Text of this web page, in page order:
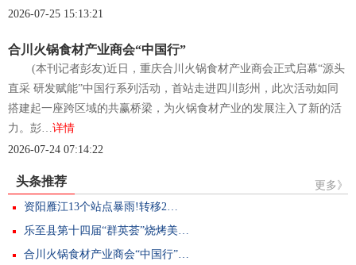
2026-07-25 15:13:21
合川火锅食材产业商会“中国行”
(本刊记者彭友)近日，重庆合川火锅食材产业商会正式启幕“源头
直采 研发赋能”中国行系列活动，首站走进四川彭州，此次活动如同
搭建起一座跨区域的共赢桥梁，为火锅食材产业的发展注入了新的活
力。彭…详情
2026-07-24 07:14:22
头条推荐
更多》
资阳雁江13个站点暴雨!转移2…
乐至县第十四届“群英荟”烧烤美…
合川火锅食材产业商会“中国行”…